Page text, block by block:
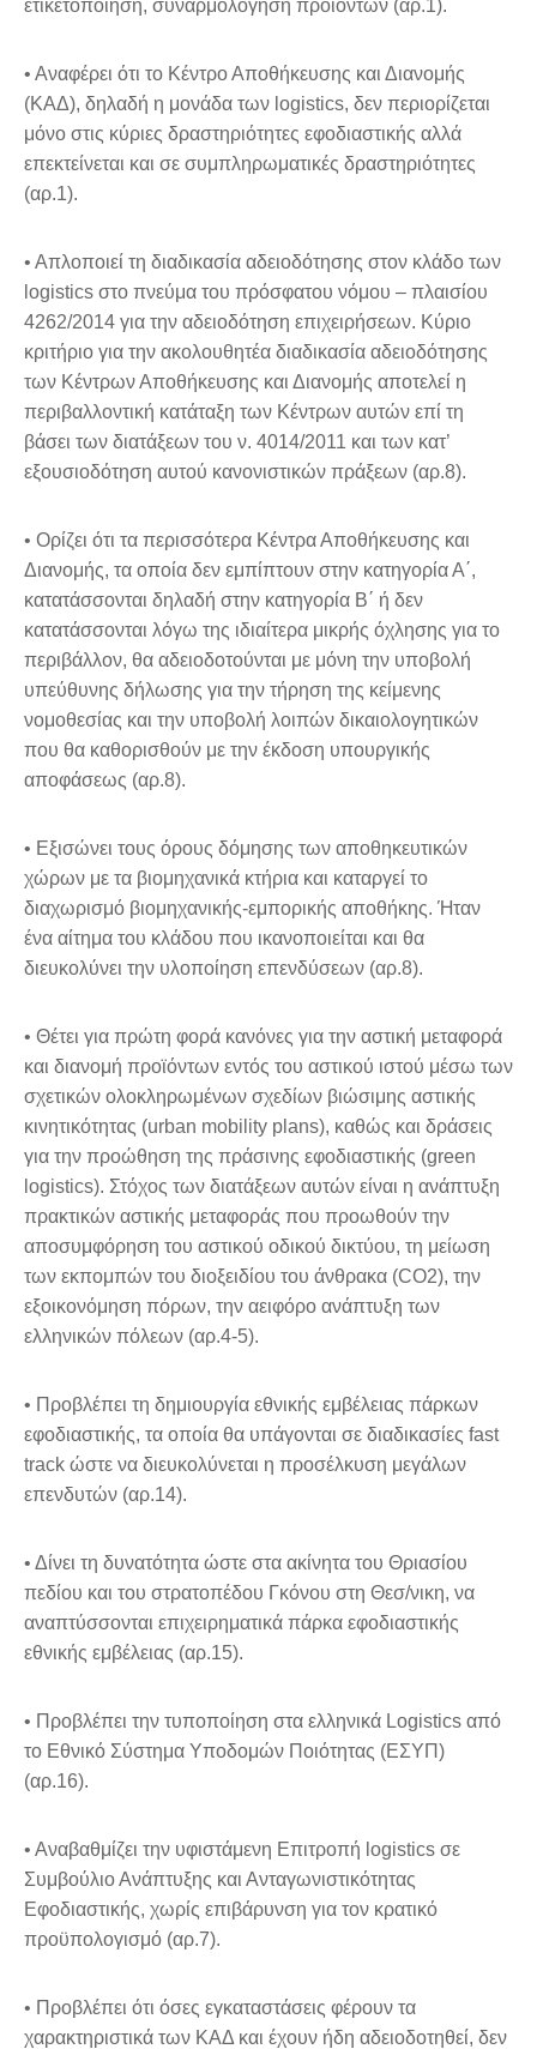
ετικετοποίηση, συναρμολόγηση προϊόντων (αρ.1).
• Αναφέρει ότι το Κέντρο Αποθήκευσης και Διανομής
(ΚΑΔ), δηλαδή η μονάδα των logistics, δεν περιορίζεται
μόνο στις κύριες δραστηριότητες εφοδιαστικής αλλά
επεκτείνεται και σε συμπληρωματικές δραστηριότητες
(αρ.1).
• Απλοποιεί τη διαδικασία αδειοδότησης στον κλάδο των
logistics στο πνεύμα του πρόσφατου νόμου – πλαισίου
4262/2014 για την αδειοδότηση επιχειρήσεων. Κύριο
κριτήριο για την ακολουθητέα διαδικασία αδειοδότησης
των Κέντρων Αποθήκευσης και Διανομής αποτελεί η
περιβαλλοντική κατάταξη των Κέντρων αυτών επί τη
βάσει των διατάξεων του ν. 4014/2011 και των κατ’
εξουσιοδότηση αυτού κανονιστικών πράξεων (αρ.8).
• Ορίζει ότι τα περισσότερα Κέντρα Αποθήκευσης και
Διανομής, τα οποία δεν εμπίπτουν στην κατηγορία Α΄,
κατατάσσονται δηλαδή στην κατηγορία Β΄ ή δεν
κατατάσσονται λόγω της ιδιαίτερα μικρής όχλησης για το
περιβάλλον, θα αδειοδοτούνται με μόνη την υποβολή
υπεύθυνης δήλωσης για την τήρηση της κείμενης
νομοθεσίας και την υποβολή λοιπών δικαιολογητικών
που θα καθορισθούν με την έκδοση υπουργικής
αποφάσεως (αρ.8).
• Εξισώνει τους όρους δόμησης των αποθηκευτικών
χώρων με τα βιομηχανικά κτήρια και καταργεί το
διαχωρισμό βιομηχανικής-εμπορικής αποθήκης. Ήταν
ένα αίτημα του κλάδου που ικανοποιείται και θα
διευκολύνει την υλοποίηση επενδύσεων (αρ.8).
• Θέτει για πρώτη φορά κανόνες για την αστική μεταφορά
και διανομή προϊόντων εντός του αστικού ιστού μέσω των
σχετικών ολοκληρωμένων σχεδίων βιώσιμης αστικής
κινητικότητας (urban mobility plans), καθώς και δράσεις
για την προώθηση της πράσινης εφοδιαστικής (green
logistics). Στόχος των διατάξεων αυτών είναι η ανάπτυξη
πρακτικών αστικής μεταφοράς που προωθούν την
αποσυμφόρηση του αστικού οδικού δικτύου, τη μείωση
των εκπομπών του διοξειδίου του άνθρακα (CO2), την
εξοικονόμηση πόρων, την αειφόρο ανάπτυξη των
ελληνικών πόλεων (αρ.4-5).
• Προβλέπει τη δημιουργία εθνικής εμβέλειας πάρκων
εφοδιαστικής, τα οποία θα υπάγονται σε διαδικασίες fast
track ώστε να διευκολύνεται η προσέλκυση μεγάλων
επενδυτών (αρ.14).
• Δίνει τη δυνατότητα ώστε στα ακίνητα του Θριασίου
πεδίου και του στρατοπέδου Γκόνου στη Θεσ/νικη, να
αναπτύσσονται επιχειρηματικά πάρκα εφοδιαστικής
εθνικής εμβέλειας (αρ.15).
• Προβλέπει την τυποποίηση στα ελληνικά Logistics από
το Εθνικό Σύστημα Υποδομών Ποιότητας (ΕΣΥΠ)
(αρ.16).
• Αναβαθμίζει την υφιστάμενη Επιτροπή logistics σε
Συμβούλιο Ανάπτυξης και Ανταγωνιστικότητας
Εφοδιαστικής, χωρίς επιβάρυνση για τον κρατικό
προϋπολογισμό (αρ.7).
• Προβλέπει ότι όσες εγκαταστάσεις φέρουν τα
χαρακτηριστικά των ΚΑΔ και έχουν ήδη αδειοδοτηθεί, δεν